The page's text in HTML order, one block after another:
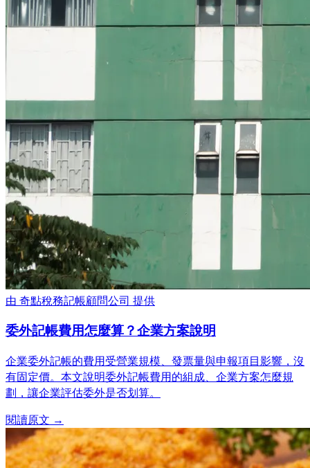
由 奇點稅務記帳顧問公司 提供
委外記帳費用怎麼算？企業方案說明
企業委外記帳的費用受營業規模、發票量與申報項目影響，沒
有固定價。本文說明委外記帳費用的組成、企業方案怎麼規
劃，讓企業評估委外是否划算。
閱讀原文 →